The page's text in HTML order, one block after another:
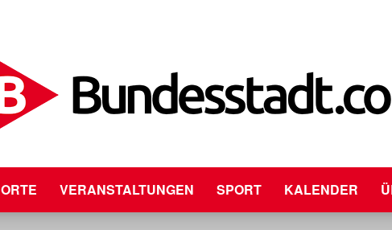
Bundesstadt.com
ORTE VERANSTALTUNGEN SPORT KALENDER